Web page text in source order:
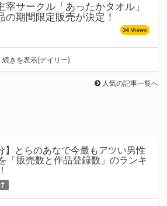
宰サークル「あったかタオル」
の期間限定販売が決定！
34 Views
続きを表示(デイリー)
人気の記事一覧へ
】とらのあなで今最もアツい男性
「販売数と作品登録数」のランキ